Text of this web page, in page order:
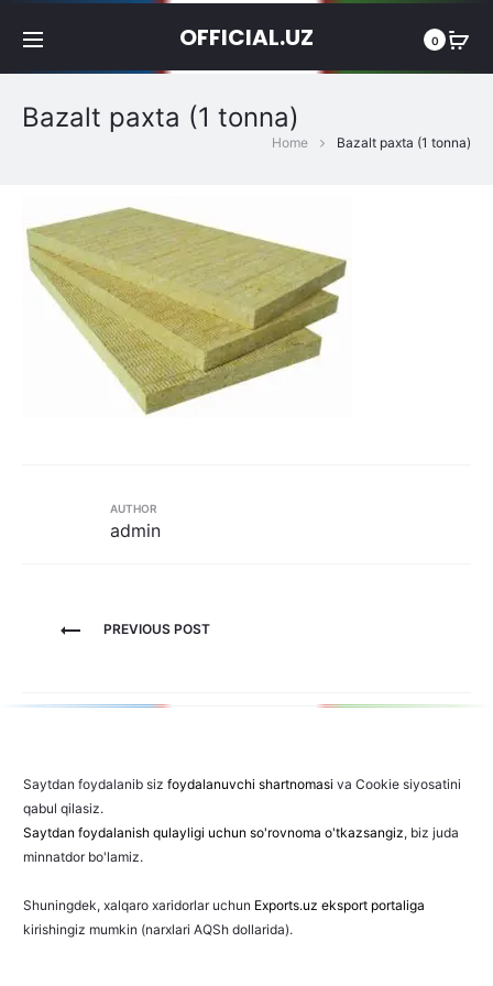
OFFICIAL.UZ 0
Bazalt paxta (1 tonna)
Home Bazalt paxta (1 tonna)
AUTHOR
admin
Post
PREVIOUS POST
Saytdan foydalanib siz foydalanuvchi shartnomasi va Cookie siyosatini
qabul qilasiz.
Saytdan foydalanish qulayligi uchun so'rovnoma o'tkazsangiz, biz juda
minnatdor bo'lamiz.
Shuningdek, xalqaro xaridorlar uchun Exports.uz eksport portaliga
kirishingiz mumkin (narxlari AQSh dollarida).